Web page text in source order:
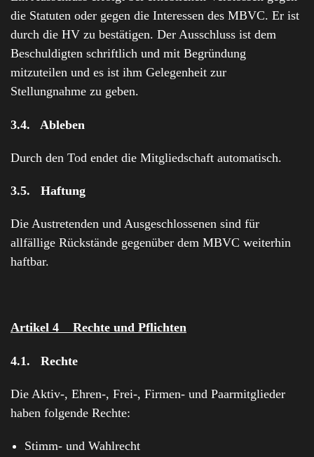
die Statuten oder gegen die Interessen des MBVC. Er ist
durch die HV zu bestätigen. Der Ausschluss ist dem
Beschuldigten schriftlich und mit Begründung
mitzuteilen und es ist ihm Gelegenheit zur
Stellungnahme zu geben.
3.4. Ableben
Durch den Tod endet die Mitgliedschaft automatisch.
3.5. Haftung
Die Austretenden und Ausgeschlossenen sind für
allfällige Rückstände gegenüber dem MBVC weiterhin
haftbar.
Artikel 4 Rechte und Pflichten
4.1. Rechte
Die Aktiv-, Ehren-, Frei-, Firmen- und Paarmitglieder
haben folgende Rechte:
Stimm- und Wahlrecht